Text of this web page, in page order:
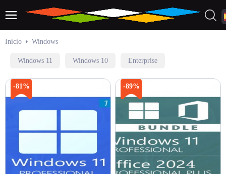
Inicio Windows
Windows 11 Windows 10 Enterprise
-81% -89%